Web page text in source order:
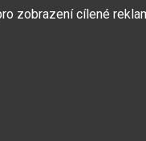
vidět kvalitu
zobrazení cílené